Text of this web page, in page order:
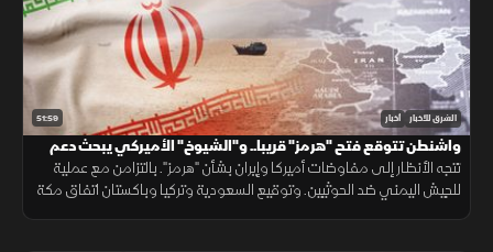
51:59 الشرق للأخبار أخبار
واشنطن تتوقع فتح "هرمز" قريبا.. و"الشيوخ" الأميركي يبحث دعم
لبنان
تتجه الأنظار إلى مفاوضات أميركا وإيران بشأن "هرمز". بالتزامن مع عملية
للجيش اليمني ضد الحوثيين. وتوقيع السعودية وتركيا وباكستان اتفاق مكة